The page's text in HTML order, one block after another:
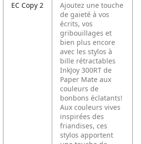
EC Copy 2
Ajoutez une touche
de gaieté à vos
écrits, vos
gribouillages et
bien plus encore
avec les stylos à
bille rétractables
InkJoy 300RT de
Paper Mate aux
couleurs de
bonbons éclatants!
Aux couleurs vives
inspirées des
friandises, ces
stylos apportent